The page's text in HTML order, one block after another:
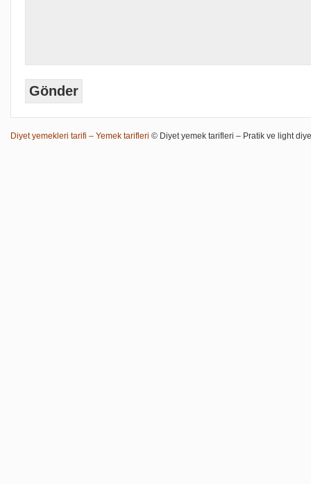
Diyet yemekleri tarifi – Yemek tarifleri © Diyet yemek tarifleri – Pratik ve light